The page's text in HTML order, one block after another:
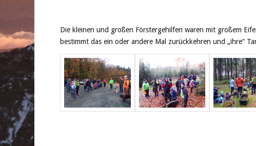
Die kleinen und großen Förstergehilfen waren mit großem
bestimmt das ein oder andere Mal zurückkehren und „ihre“